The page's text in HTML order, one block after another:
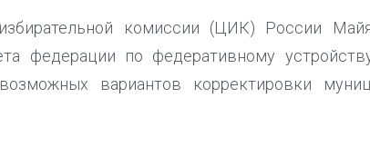
комиссии (ЦИК) России
федерации по федеративному
вариантов корректировки